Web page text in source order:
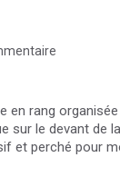
rang
le devant de
et perché pour